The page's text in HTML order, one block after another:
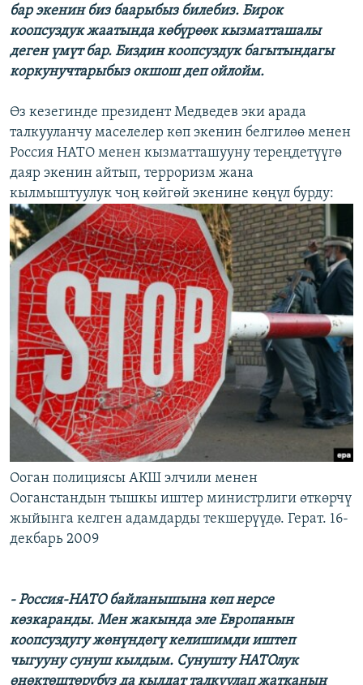
бар экенин биз баарыбыз билебиз. Бирок
коопсуздук жаатында көбүрөөк кызматташалы
деген үмүт бар. Биздин коопсуздук багытындагы
коркунучтарыбыз окшош деп ойлойм.
Өз кезегинде президент Медведев эки арада
талкууланчу маселелер көп экенин белгилөө менен
Россия НАТО менен кызматташууну тереңдетүүгө
даяр экенин айтып, терроризм жана
кылмыштуулук чоң көйгөй экенине көңүл бурду:
Ооган полициясы АКШ элчили менен
Ооганстандын тышкы иштер министрлиги өткөрчү
жыйынга келген адамдарды текшерүүдө. Герат. 16-
декбарь 2009
- Россия-НАТО байланышына көп нерсе
көзкаранды. Мен жакында эле Европанын
коопсуздугу жөнүндөгү келишимди иштеп
чыгууну сунуш кылдым. Сунушту НАТОлук
өнөктөштөрүбүз да кылдат талкуулап жатканын